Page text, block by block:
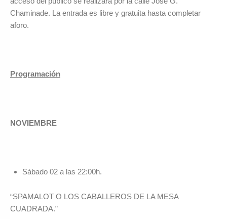
Chaminade. La entrada es libre y gratuita hasta completar
aforo.
Programación
NOVIEMBRE
Sábado 02 a las 22:00h.
“SPAMALOT O LOS CABALLEROS DE LA MESA
CUADRADA.”